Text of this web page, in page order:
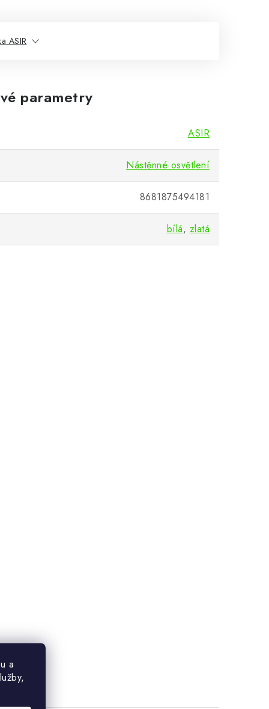
a
ASIR
parametry
ASIR
Nástěnné osvětlení
8681875494181
bílá, zlatá